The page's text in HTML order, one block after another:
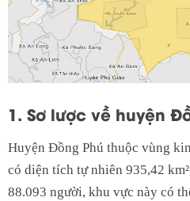
1. Sơ lược về huyện
Huyện Đồng Phú thuộc vùng
có diện tích tự nhiên 935,42
88.093 người, khu vực này có